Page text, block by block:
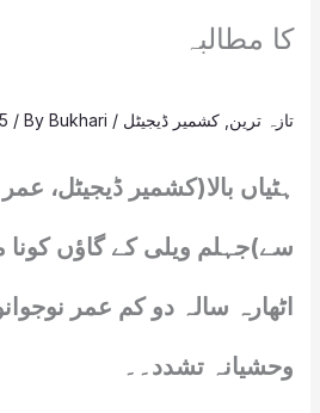
کا مطالبہ
تازہ ترین کشمیر ڈیجیٹل /
/ ByBukhari
ہٹیاں بالا(کشمیر ڈیجیٹل،
سے)جہلم ویلی کے گاؤں کونا
اٹھارہ سالہ دو کم عمر
وحشیانہ تشدد۔۔